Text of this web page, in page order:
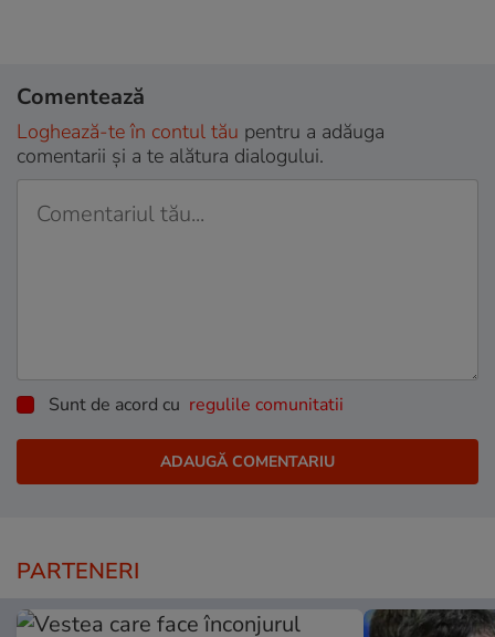
Comentează
Loghează-te în contul tău pentru a adăuga
comentarii și a te alătura dialogului.
Sunt de acord cu regulile comunitatii
PARTENERI